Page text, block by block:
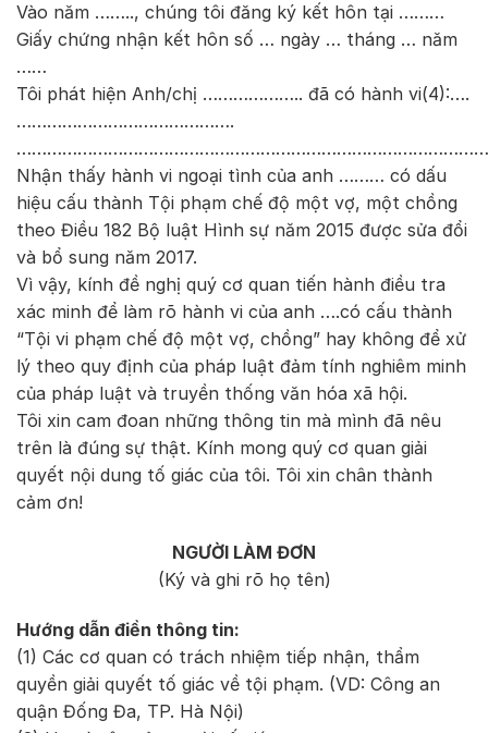
Vào năm …….., chúng tôi đăng ký kết hôn tại ………
Giấy chứng nhận kết hôn số … ngày … tháng … năm
……
Tôi phát hiện Anh/chị ……………….. đã có hành vi(4):….
…………………………………….
Nhận thấy hành vi ngoại tình của anh ……… có dấu
hiệu cấu thành Tội phạm chế độ một vợ, một chồng
theo Điều 182 Bộ luật Hình sự năm 2015 được sửa đổi
và bổ sung năm 2017.
Vì vậy, kính đề nghị quý cơ quan tiến hành điều tra
xác minh để làm rõ hành vi của anh ….có cấu thành
“Tội vi phạm chế độ một vợ, chồng” hay không để xử
lý theo quy định của pháp luật đảm tính nghiêm minh
của pháp luật và truyền thống văn hóa xã hội.
Tôi xin cam đoan những thông tin mà mình đã nêu
trên là đúng sự thật. Kính mong quý cơ quan giải
quyết nội dung tố giác của tôi. Tôi xin chân thành
cảm ơn!
NGƯỜI LÀM ĐƠN
(Ký và ghi rõ họ tên)
Hướng dẫn điền thông tin:
(1) Các cơ quan có trách nhiệm tiếp nhận, thẩm
quyền giải quyết tố giác về tội phạm. (VD: Công an
quận Đống Đa, TP. Hà Nội)